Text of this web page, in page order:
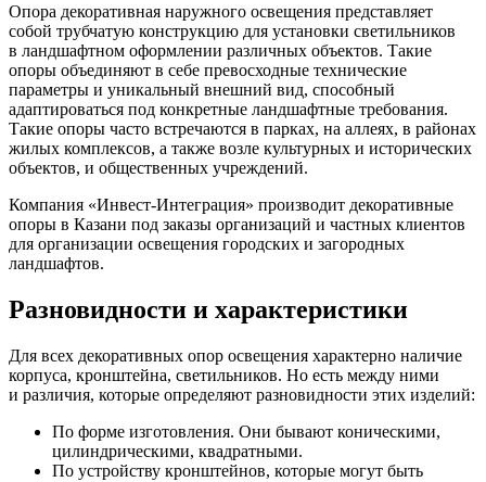
Опора декоративная наружного освещения представляет
собой трубчатую конструкцию для установки светильников
в ландшафтном оформлении различных объектов. Такие
опоры объединяют в себе превосходные технические
параметры и уникальный внешний вид, способный
адаптироваться под конкретные ландшафтные требования.
Такие опоры часто встречаются в парках, на аллеях, в районах
жилых комплексов, а также возле культурных и исторических
объектов, и общественных учреждений.
Компания «Инвест-Интеграция» производит декоративные
опоры в Казани под заказы организаций и частных клиентов
для организации освещения городских и загородных
ландшафтов.
Разновидности и характеристики
Для всех декоративных опор освещения характерно наличие
корпуса, кронштейна, светильников. Но есть между ними
и различия, которые определяют разновидности этих изделий:
По форме изготовления. Они бывают коническими,
цилиндрическими, квадратными.
По устройству кронштейнов, которые могут быть